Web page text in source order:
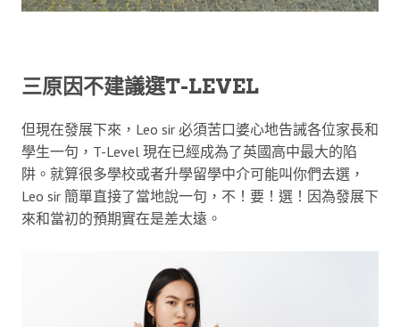
三原因不建議選T-LEVEL
但現在發展下來，Leo sir 必須苦口婆心地告誡各位家長和
學生一句，T-Level 現在已經成為了英國高中最大的陷
阱。就算很多學校或者升學留學中介可能叫你們去選，
Leo sir 簡單直接了當地說一句，不！要！選！因為發展下
來和當初的預期實在是差太遠。